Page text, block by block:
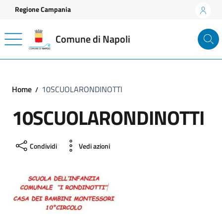
Vai ai contenuti
Vai al footer
Regione Campania
Comune di Napoli
Home 10SCUOLARONDINOTTI
10SCUOLARONDINOTTI
Condividi Vedi azioni